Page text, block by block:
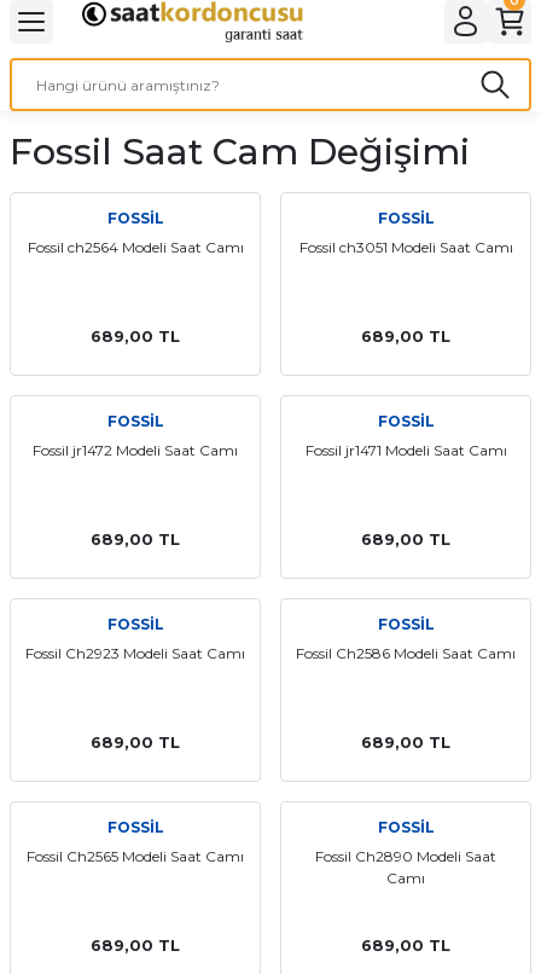
Geri Dön
& ELEKTİRİK AYDINLATMA & ELEKTRİK
AYDINLATMA
Geri Dön
ve Cihaz Pilleri
ÇEŞİTLERİ
Geri Dön
Geri Dön
Kordon Çeşitleri
kordonları
saat kordonu
Kordonları
Fossil Saat Cam Değişimi
FOSSİL
Fossil ch2564 Modeli Saat Camı
689,00 TL
FOSSİL
Fossil ch3051 Modeli Saat Camı
689,00 TL
FOSSİL
Fossil jr1472 Modeli Saat Camı
689,00 TL
FOSSİL
Fossil jr1471 Modeli Saat Camı
689,00 TL
FOSSİL
Fossil Ch2923 Modeli Saat Camı
689,00 TL
FOSSİL
Fossil Ch2586 Modeli Saat Camı
689,00 TL
FOSSİL
Fossil Ch2565 Modeli Saat Camı
689,00 TL
FOSSİL
Fossil Ch2890 Modeli Saat
Camı
689,00 TL